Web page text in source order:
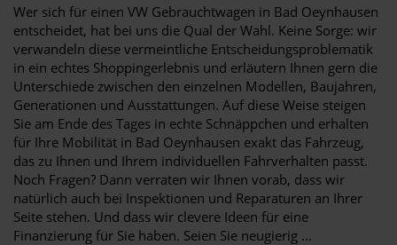
Wer sich für einen VW Gebrauchtwagen in Bad Oeynhausen
entscheidet, hat bei uns die Qual der Wahl. Keine Sorge: wir
verwandeln diese vermeintliche Entscheidungsproblematik
in ein echtes Shoppingerlebnis und erläutern Ihnen gern die
Unterschiede zwischen den einzelnen Modellen, Baujahren,
Generationen und Ausstattungen. Auf diese Weise steigen
Sie am Ende des Tages in echte Schnäppchen und erhalten
für Ihre Mobilität in Bad Oeynhausen exakt das Fahrzeug,
das zu Ihnen und Ihrem individuellen Fahrverhalten passt.
Noch Fragen? Dann verraten wir Ihnen vorab, dass wir
natürlich auch bei Inspektionen und Reparaturen an Ihrer
Seite stehen. Und dass wir clevere Ideen für eine
Finanzierung für Sie haben. Seien Sie neugierig ...